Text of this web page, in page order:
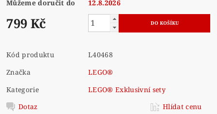
Můžeme doručit do 12.8.2026
799 Kč
Kód produktu
L40468
Značka
LEGO®
Kategorie
LEGO® Exklusivní sety
Dotaz
Hlídat cenu